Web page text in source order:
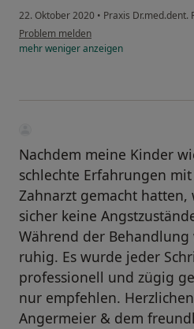
22. Oktober 2020 • Praxis
Problem melden
mehrwenigeranzeigen
Nachdem meine Kinder
schlechte Erfahrungen
Zahnarzt gemacht
sicher keine
Während der Behandlung
ruhig. Es wurde jeder
professionell und zügig
nur empfehlen.
Angermeier & dem